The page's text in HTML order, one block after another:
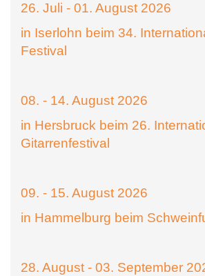
26. Juli - 01. August 2026
in Iserlohn beim 34.
Festival
08. - 14. August 2026
in Hersbruck beim 26.
Gitarrenfestival
09. - 15. August 2026
in Hammelburg beim
28. August - 03. September